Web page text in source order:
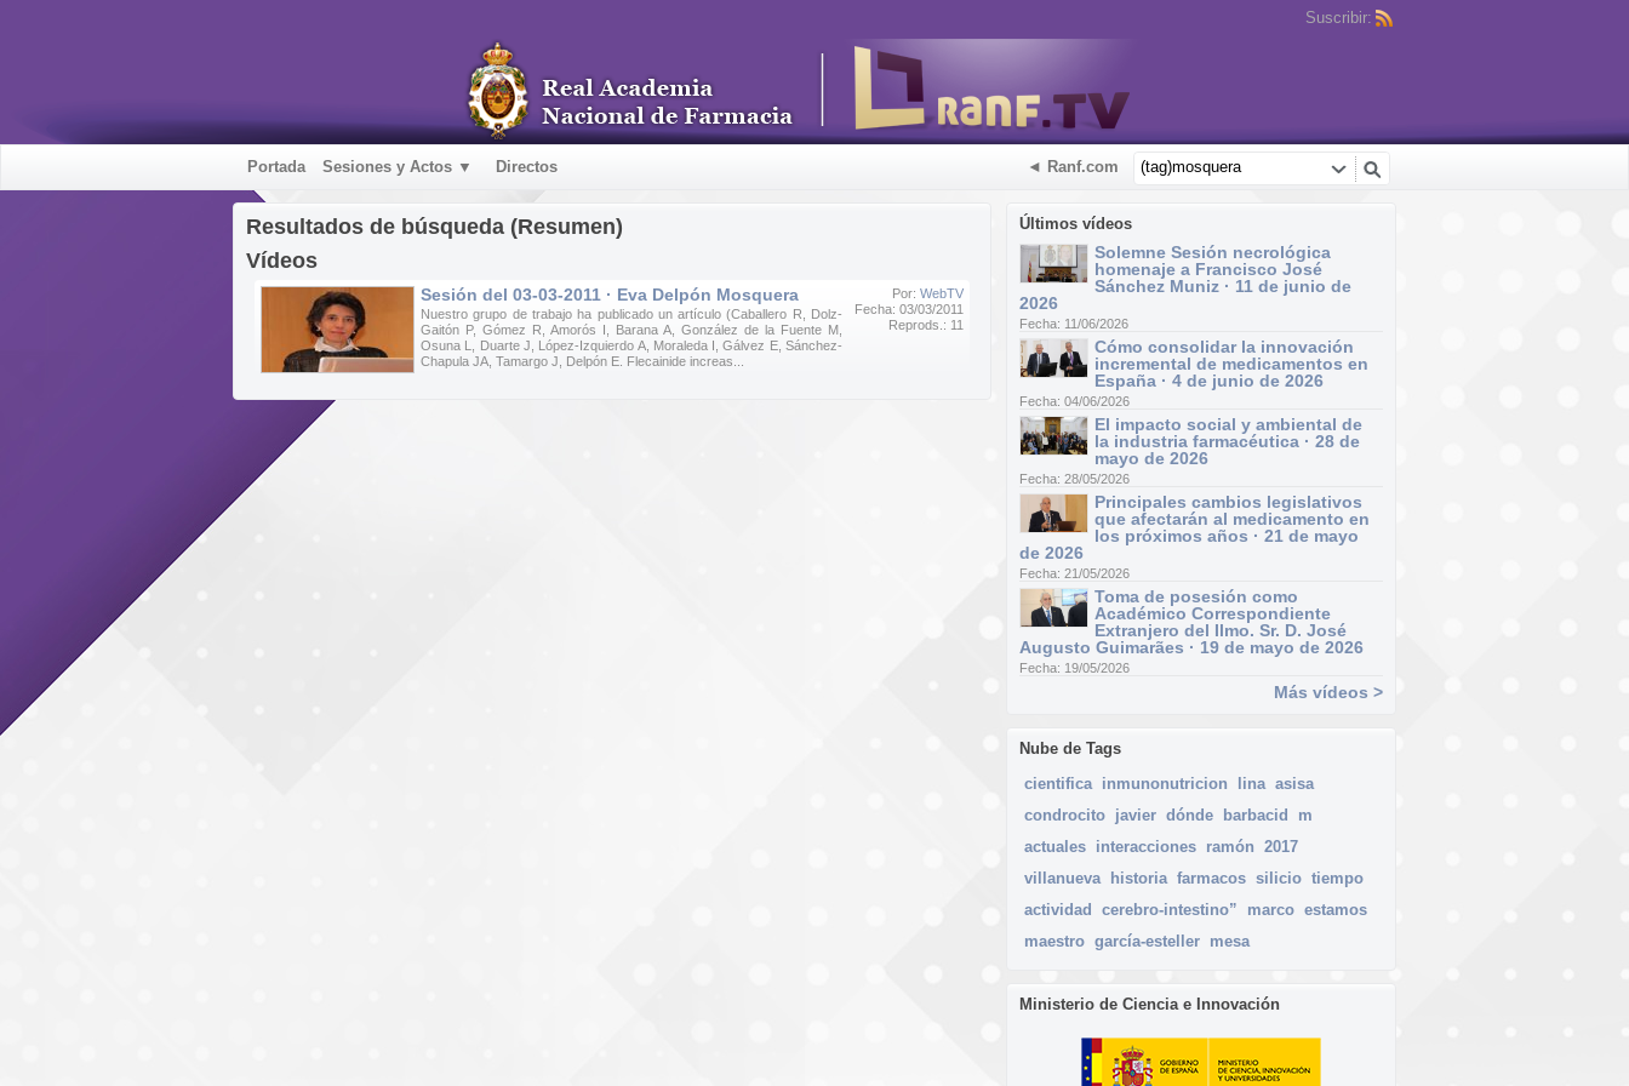
Suscribir:
Portada Sesiones y Actos ▼ Directos ◄ Ranf.com
Últimos vídeos
Solemne Sesión necrológica
homenaje a Francisco José
Sánchez Muniz · 11 de junio de
2026
Fecha: 11/06/2026
Cómo consolidar la innovación
incremental de medicamentos en
España · 4 de junio de 2026
Fecha: 04/06/2026
El impacto social y ambiental de
la industria farmacéutica · 28 de
mayo de 2026
Fecha: 28/05/2026
Principales cambios legislativos
que afectarán al medicamento en
los próximos años · 21 de mayo
de 2026
Fecha: 21/05/2026
Toma de posesión como
Académico Correspondiente
Extranjero del Ilmo. Sr. D. José
Augusto Guimarães · 19 de mayo de 2026
Fecha: 19/05/2026
Más vídeos >
Nube de Tags
cientifica inmunonutricion lina asisa
condrocito javier dónde barbacid
m
actuales interacciones ramón 2017
villanueva
historia farmacos silicio tiempo
actividad
cerebro-intestino” marco estamos
maestro garcía-esteller mesa
Ministerio de Ciencia e Innovación
Resultados de búsqueda (Resumen)
Vídeos
Por: WebTV
Fecha: 03/03/2011
Reprods.: 11
Sesión del 03-03-2011 · Eva Delpón Mosquera
Nuestro grupo de trabajo ha publicado un artículo (Caballero R, Dolz-
Gaitón P, Gómez R, Amorós I, Barana A, González de la Fuente M,
Osuna L, Duarte J, López-Izquierdo A, Moraleda I, Gálvez E, Sánchez-
Chapula JA, Tamargo J, Delpón E. Flecainide increas...